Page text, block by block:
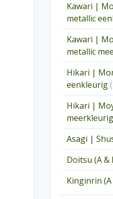
Kawari |
metallic
Kawari |
metallic
Hikari |
eenkleurig
Hikari |
meerkleurig
Asagi |
Doitsu (A &
Kinginrin (A